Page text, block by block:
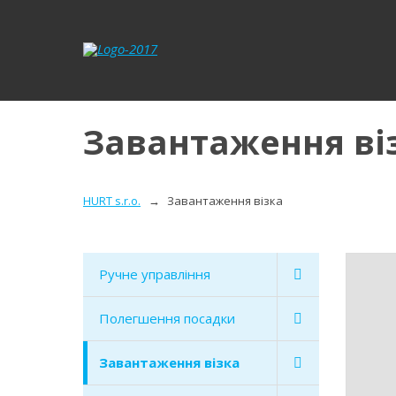
Завантаження
HURT s.r.o. Завантаження візка
Ручне управління
Полегшення посадки
Завантаження візка